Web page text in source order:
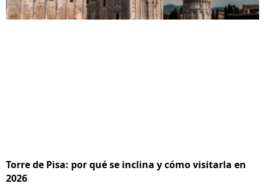
Torre de Pisa: por qué se inclina y cómo visitarla en
2026